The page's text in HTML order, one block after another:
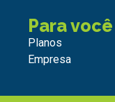
Para você
Planos
Empresa